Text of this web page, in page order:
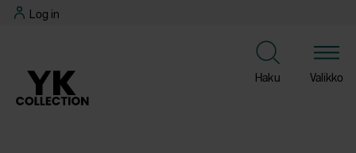
Skip Log in
Haku Valikko